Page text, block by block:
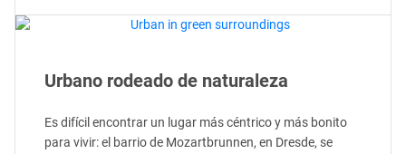
Urbano rodeado de naturaleza
Es difícil encontrar un lugar más céntrico y más bonito
para vivir: el barrio de Mozartbrunnen, en Dresde, se